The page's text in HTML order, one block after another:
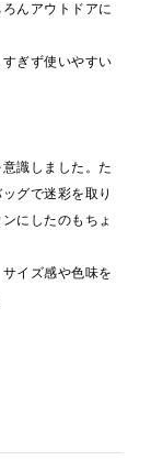
んアウトドアに
ぎず使いやすい
識しました。た
グで迷彩を取り
にしたのもちょ
イズ感や色味を